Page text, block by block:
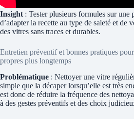
Insight : Tester plusieurs formules sur une
d’adapter la recette au type de saleté et de
des vitres sans traces et durables.
Entretien préventif et bonnes pratiques
propres plus longtemps
Problématique : Nettoyer une vitre
simple que la décaper lorsqu’elle est très
est donc de réduire la fréquence des
à des gestes préventifs et des choix